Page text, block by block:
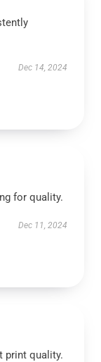
Dec 14, 2024
for quality.
Dec 11, 2024
print quality.